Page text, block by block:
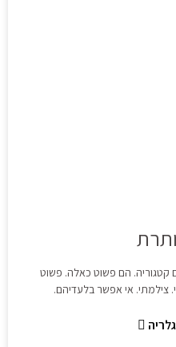
קטגוריה. הם פשוט כאלה. פשוט
צילמתי. אי אפשר בלעדיהם.